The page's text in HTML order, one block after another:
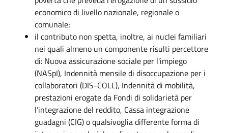
economico di livello nazionale, regionale o
comunale;
il contributo non spetta, inoltre, ai nuclei familiari
nei quali almeno un componente risulti percettore
di: Nuova assicurazione sociale per l'impiego
(NASpI), Indennità mensile di disoccupazione per i
collaboratori (DIS-COLL), Indennità di mobilità,
prestazioni erogate da Fondi di solidarietà per
l’integrazione del reddito, Cassa integrazione
guadagni (CIG) o qualsivoglia differente forma di